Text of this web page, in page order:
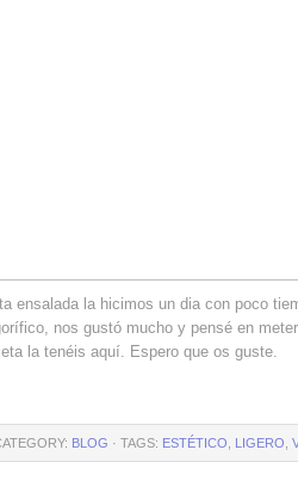
ensalada la hicimos un dia con poco
nos gustó mucho y pensé en
la tenéis aquí. Espero que os guste.
BLOG · TAGS: ESTÉTICO LIGERO